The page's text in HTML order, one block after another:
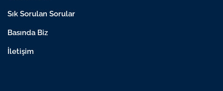
Sık Sorulan Sorular
Basında Biz
İletişim